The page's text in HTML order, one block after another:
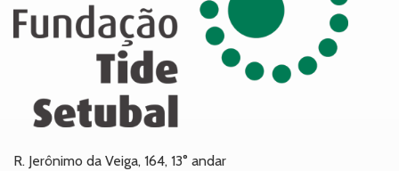
R. Jerônimo da Veiga, 164, 13° andar